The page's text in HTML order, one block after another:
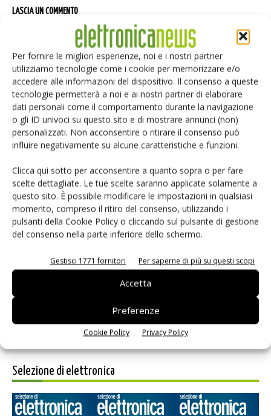
Per fornire le migliori esperienze, noi e i nostri partner
utilizziamo tecnologie come i cookie per memorizzare e/o
accedere alle informazioni del dispositivo. Il consenso a queste
tecnologie permetterà a noi e ai nostri partner di elaborare
dati personali come il comportamento durante la navigazione
o gli ID univoci su questo sito e di mostrare annunci (non)
personalizzati. Non acconsentire o ritirare il consenso può
influire negativamente su alcune caratteristiche e funzioni.
Clicca qui sotto per acconsentire a quanto sopra o per fare
scelte dettagliate. Le tue scelte saranno applicate solamente a
questo sito. È possibile modificare le impostazioni in qualsiasi
momento, compreso il ritiro del consenso, utilizzando i
pulsanti della Cookie Policy o cliccando sul pulsante di gestione
del consenso nella parte inferiore dello schermo.
Gestisci 1771 fornitori Per saperne di più su questi scopi
Accetta
Preferenze
Cookie Policy Privacy Policy
LASCIA UN COMMENTO
prossimi commenti.
Selezione di elettronica